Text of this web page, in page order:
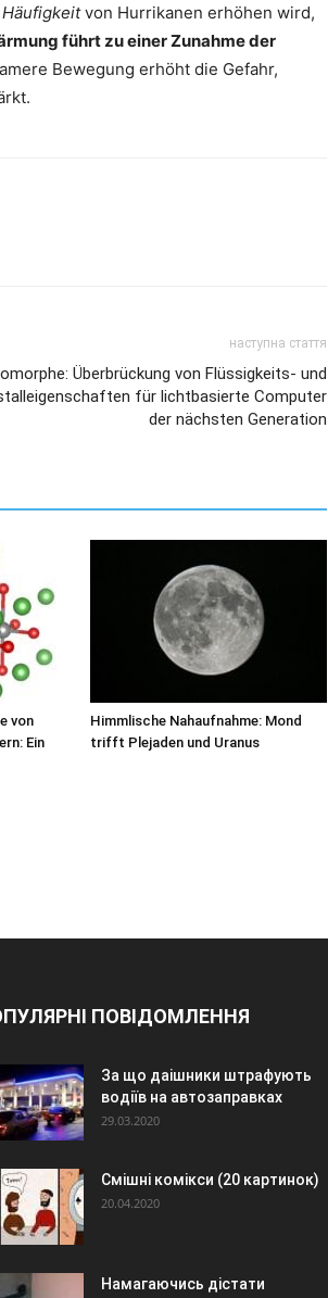
Häufigkeitvon Hurrikanen erhöhen wird,
führt zu einer Zunahme der
Bewegung erhöht die Gefahr,
наступна стаття
Überbrückung von Flüssigkeits- und
für lichtbasierte Computer
der nächsten Generation
von
Ein
Himmlische Nahaufnahme: Mond
trifft Plejaden und Uranus
ПОВІДОМЛЕННЯ
За що даішники штрафують
водіїв на автозаправках
29.03.2020
Смішні комікси (20 картинок)
20.04.2020
Намагаючись дістати